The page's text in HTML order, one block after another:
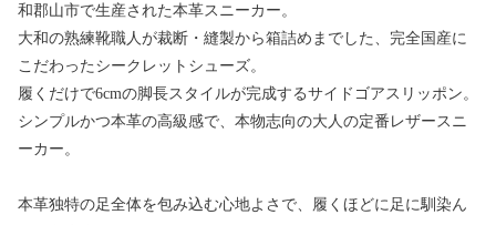
和郡山市で生産された本革スニーカー。
大和の熟練靴職人が裁断・縫製から箱詰めまでした、完全国産に
こだわったシークレットシューズ。
履くだけで6cmの脚長スタイルが完成するサイドゴアスリッポン。
シンプルかつ本革の高級感で、本物志向の大人の定番レザースニ
ーカー。
本革独特の足全体を包み込む心地よさで、履くほどに足に馴染ん